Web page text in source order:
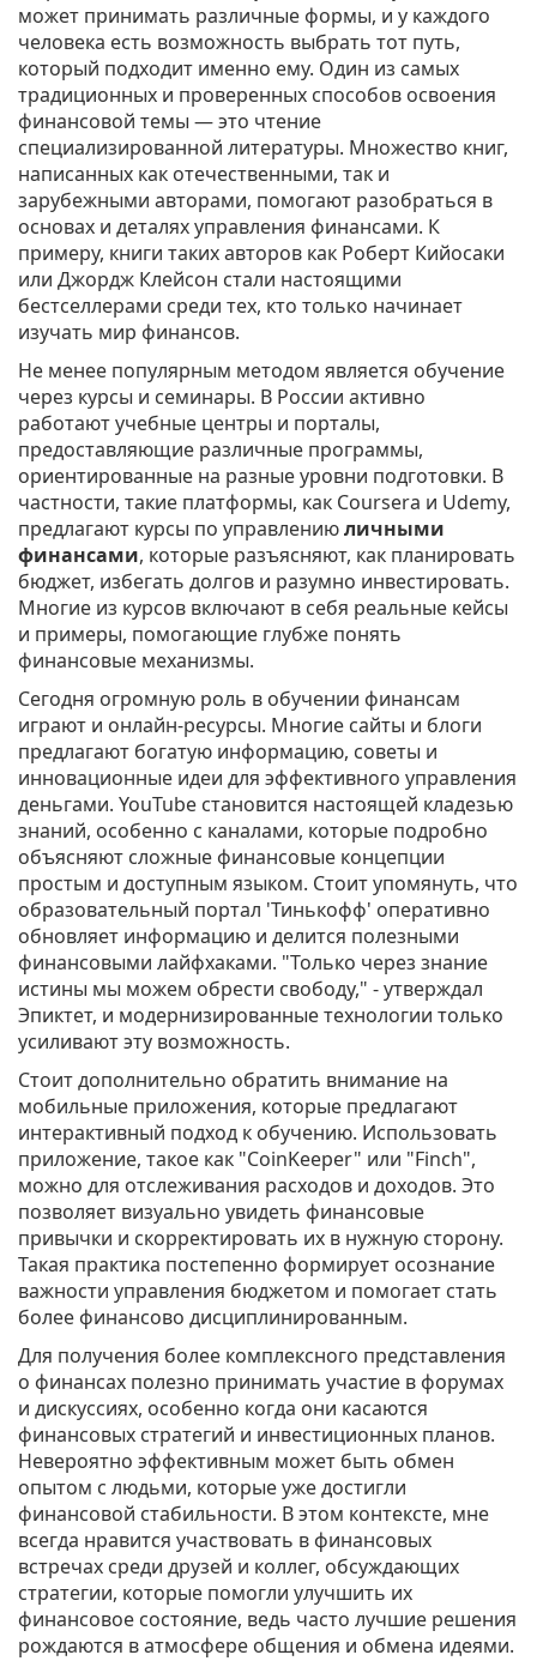
может принимать различные формы, и у каждого
человека есть возможность выбрать тот путь,
который подходит именно ему. Один из самых
традиционных и проверенных способов освоения
финансовой темы — это чтение
специализированной литературы. Множество книг,
написанных как отечественными, так и
зарубежными авторами, помогают разобраться в
основах и деталях управления финансами. К
примеру, книги таких авторов как Роберт Кийосаки
или Джордж Клейсон стали настоящими
бестселлерами среди тех, кто только начинает
изучать мир финансов.
Не менее популярным методом является обучение
через курсы и семинары. В России активно
работают учебные центры и порталы,
предоставляющие различные программы,
ориентированные на разные уровни подготовки. В
частности, такие платформы, как Coursera и Udemy,
предлагают курсы по управлениюличными
финансами, которые разъясняют, как планировать
бюджет, избегать долгов и разумно инвестировать.
Многие из курсов включают в себя реальные кейсы
и примеры, помогающие глубже понять
финансовые механизмы.
Сегодня огромную роль в обучении финансам
играют и онлайн-ресурсы. Многие сайты и блоги
предлагают богатую информацию, советы и
инновационные идеи для эффективного управления
деньгами. YouTube становится настоящей кладезью
знаний, особенно с каналами, которые подробно
объясняют сложные финансовые концепции
простым и доступным языком. Стоит упомянуть, что
образовательный портал 'Тинькофф' оперативно
обновляет информацию и делится полезными
финансовыми лайфхаками. "Только через знание
истины мы можем обрести свободу," - утверждал
Эпиктет, и модернизированные технологии только
усиливают эту возможность.
Стоит дополнительно обратить внимание на
мобильные приложения, которые предлагают
интерактивный подход к обучению. Использовать
приложение, такое как "CoinKeeper" или "Finch",
можно для отслеживания расходов и доходов. Это
позволяет визуально увидеть финансовые
привычки и скорректировать их в нужную сторону.
Такая практика постепенно формирует осознание
важности управления бюджетом и помогает стать
более финансово дисциплинированным.
Для получения более комплексного представления
о финансах полезно принимать участие в форумах
и дискуссиях, особенно когда они касаются
финансовых стратегий и инвестиционных планов.
Невероятно эффективным может быть обмен
опытом с людьми, которые уже достигли
финансовой стабильности. В этом контексте, мне
всегда нравится участвовать в финансовых
встречах среди друзей и коллег, обсуждающих
стратегии, которые помогли улучшить их
финансовое состояние, ведь часто лучшие решения
рождаются в атмосфере общения и обмена идеями.